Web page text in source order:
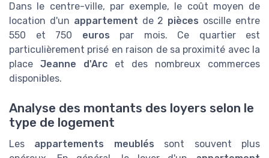
Dans le centre-ville, par exemple, le coût moyen de
location d'un appartement de 2 pièces oscille entre
550 et 750 euros par mois. Ce quartier est
particulièrement prisé en raison de sa proximité avec la
place Jeanne d'Arc et des nombreux commerces
disponibles.
Analyse des montants des loyers selon le
type de logement
Les appartements meublés sont souvent plus